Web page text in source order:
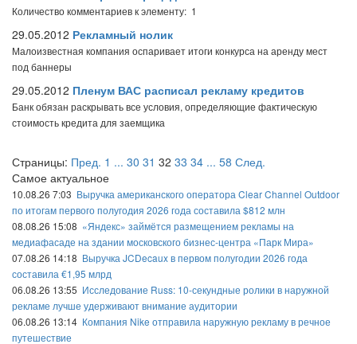
Количество комментариев к элементу: 1
29.05.2012 Рекламный нолик
Малоизвестная компания оспаривает итоги конкурса на аренду мест
под баннеры
29.05.2012 Пленум ВАС расписал рекламу кредитов
Банк обязан раскрывать все условия, определяющие фактическую
стоимость кредита для заемщика
Страницы: Пред. 1 ... 30 31 32 33 34 ... 58 След.
Самое актуальное
10.08.26 7:03 Выручка американского оператора Clear Channel Outdoor
по итогам первого полугодия 2026 года составила $812 млн
08.08.26 15:08 «Яндекс» займётся размещением рекламы на
медиафасаде на здании московского бизнес-центра «Парк Мира»
07.08.26 14:18 Выручка JCDecaux в первом полугодии 2026 года
составила €1,95 млрд
06.08.26 13:55 Исследование Russ: 10-секундные ролики в наружной
рекламе лучше удерживают внимание аудитории
06.08.26 13:14 Компания Nike отправила наружную рекламу в речное
путешествие